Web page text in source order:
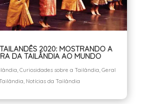
2020: MOSTRANDO A
DA TAILÂNDIA AO MUNDO
,Curiosidades sobre a Tailândia ,Geral
Notícias da Tailândia